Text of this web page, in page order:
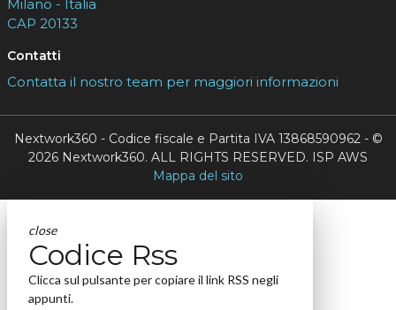
Milano - Italia
CAP 20133
Contatti
Contatta il nostro team per maggiori informazioni
Nextwork360 - Codice fiscale e Partita IVA 13868590962 - ©
2026 Nextwork360. ALL RIGHTS RESERVED. ISP AWS
Mappa del sito
close
Codice Rss
Clicca sul pulsante per copiare il link RSS negli
appunti.